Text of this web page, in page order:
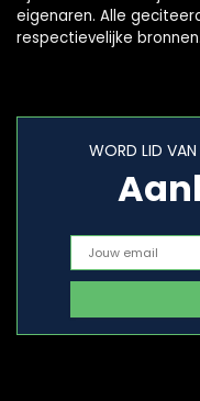
eigenaren. Alle
respectievelijke bronnen.
WORD LID